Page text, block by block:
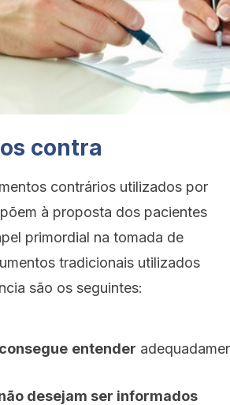
contra
contrários utilizados por
à proposta dos pacientes
primordial na tomada de
tradicionais utilizados
​​são os seguintes:
consegue entender
desejam ser informados